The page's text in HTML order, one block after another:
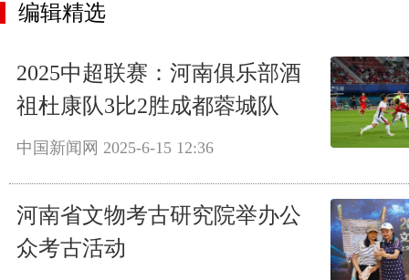
编辑精选
2025中超联赛：河南俱乐部酒
祖杜康队3比2胜成都蓉城队
中国新闻网 2025-6-15 12:36
河南省文物考古研究院举办公
众考古活动